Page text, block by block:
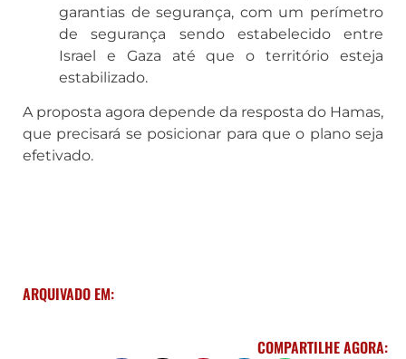
garantias de segurança, com um perímetro
de segurança sendo estabelecido entre
Israel e Gaza até que o território esteja
estabilizado.
A proposta agora depende da resposta do Hamas,
que precisará se posicionar para que o plano seja
efetivado.
ARQUIVADO EM:
COMPARTILHE AGORA: